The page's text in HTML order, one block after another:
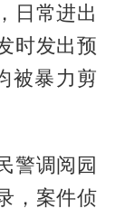
日常进出
时发出预
被暴力剪
警调阅园
，案件侦